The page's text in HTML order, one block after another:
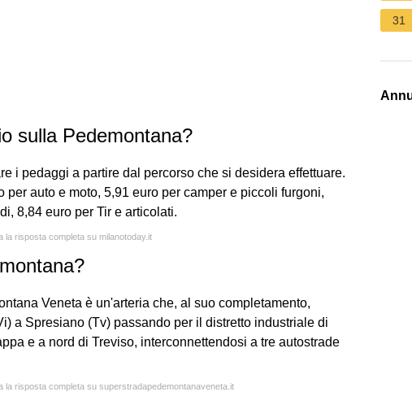
sulla Pedemontana?
i pedaggi a partire dal percorso che si desidera effettuare.
per auto e moto, 5,91 euro per camper e piccoli furgoni,
8,84 euro per Tir e articolati.
la risposta completa su milanotoday.it
Veneta è un'arteria che, al suo completamento,
a Spresiano (Tv) passando per il distretto industriale di
e a nord di Treviso, interconnettendosi a tre autostrade
la risposta completa su superstradapedemontanaveneta.it
31